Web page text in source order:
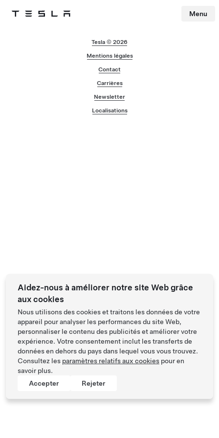
Tesla Menu
Tesla © 2026
Mentions légales
Contact
Carrières
Newsletter
Localisations
Aidez-nous à améliorer notre site Web grâce
aux cookies
Nous utilisons des cookies et traitons les données de votre
appareil pour analyser les performances du site Web,
personnaliser le contenu des publicités et améliorer votre
expérience. Votre consentement inclut les transferts de
données en dehors du pays dans lequel vous vous trouvez.
Consultez les paramètres relatifs aux cookies pour en
savoir plus.
Accepter
Rejeter